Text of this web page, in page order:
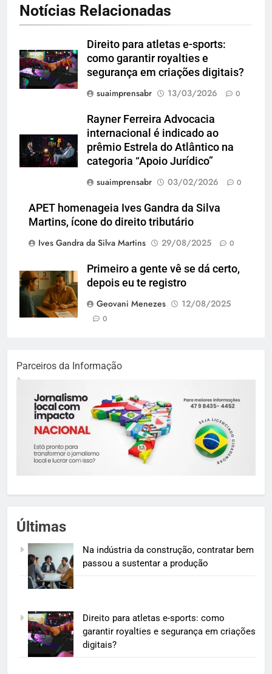
Notícias Relacionadas
Direito para atletas e-sports:
como garantir royalties e
segurança em criações digitais?
suaimprensabr
13/03/2026 0
Rayner Ferreira Advocacia
internacional é indicado ao
prêmio Estrela do Atlântico na
categoria “Apoio Jurídico”
suaimprensabr
03/02/2026 0
APET homenageia Ives Gandra da Silva
Martins, ícone do direito tributário
Ives Gandra da Silva Martins
29/08/2025 0
Primeiro a gente vê se dá certo,
depois eu te registro
Geovani Menezes
12/08/2025
0
Parceiros da Informação
Últimas
Na indústria da construção, contratar bem
passou a sustentar a produção
Direito para atletas e-sports: como
garantir royalties e segurança em criações
digitais?